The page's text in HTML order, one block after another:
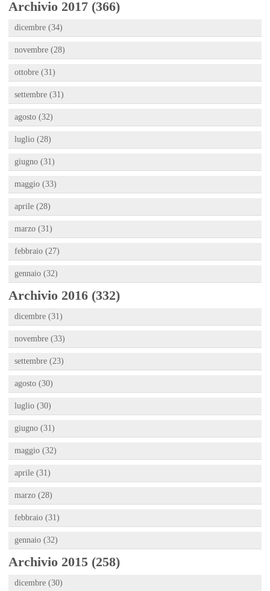
Archivio 2017 (366)
dicembre (34)
novembre (28)
ottobre (31)
settembre (31)
agosto (32)
luglio (28)
giugno (31)
maggio (33)
aprile (28)
marzo (31)
febbraio (27)
gennaio (32)
Archivio 2016 (332)
dicembre (31)
novembre (33)
settembre (23)
agosto (30)
luglio (30)
giugno (31)
maggio (32)
aprile (31)
marzo (28)
febbraio (31)
gennaio (32)
Archivio 2015 (258)
dicembre (30)